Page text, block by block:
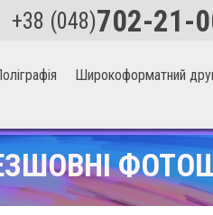
+38 (048)702-21-
Широкоформатний